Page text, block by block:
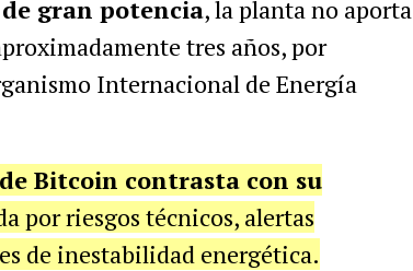
gran potencia, la planta no aporta
tres años, por
Internacional de Energía
Bitcoin contrasta con su
por riesgos técnicos, alertas
de inestabilidad energética.